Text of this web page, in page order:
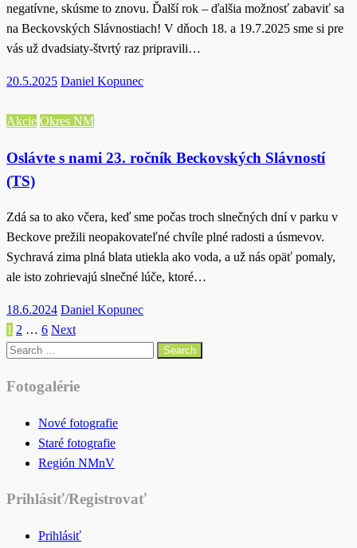
negatívne, skúsme to znovu. Ďalší rok – ďalšia možnosť zabaviť sa
na Beckovských Slávnostiach! V dňoch 18. a 19.7.2025 sme si pre
vás už dvadsiaty-štvrtý raz pripravili…
Posted
20.5.2025 Daniel Kopunec
Akcie Okres NM
Oslávte s nami 23. ročník Beckovských Slávností
(TS)
Zdá sa to ako včera, keď sme počas troch slnečných dní v parku v
Beckove prežili neopakovateľné chvíle plné radosti a úsmevov.
Sychravá zima plná blata utiekla ako voda, a už nás opäť pomaly,
ale isto zohrievajú slnečné lúče, ktoré…
Posted
on
18.6.2024 Daniel Kopunec
Posts
pagination
1 2 … 6 Next
Search
Fotogalérie
Nové fotografie
Staré fotografie
Región NMnV
Prihlásiť/Registrovať
Prihlásiť